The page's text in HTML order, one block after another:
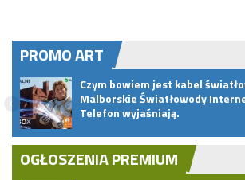
PROMO ART
Czym bowiem jest kabel
Malborskie Światłowody
Telefon wyjaśniają.
OGŁOSZENIA PREMIUM